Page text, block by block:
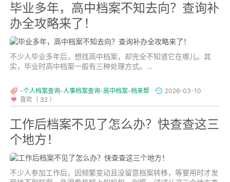
毕业多年，高中档案不知去向？查询补
办全攻略来了！
不少人毕业多年后，想找高中档案，却完全不知道它在哪儿。其
实，毕业时高中档案一般有三种处理方式。...
-个人档案查询-人事档案查询-高中档案-档来帮
2026-03-10
喜欢（ 32 ）
工作后档案不见了怎么办？快查查这三
个地方！
不少人参加工作后，因频繁变动且没留意档案转移，等要用时才发